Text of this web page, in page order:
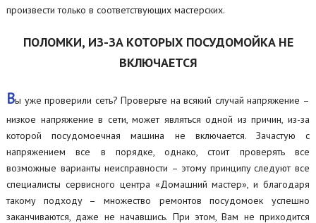
произвести только в соответствующих мастерских.
ПОЛОМКИ, ИЗ-ЗА КОТОРЫХ ПОСУДОМОЙКА НЕ
ВКЛЮЧАЕТСЯ
Вы уже проверили сеть? Проверьте на всякий случай напряжение –
низкое напряжение в сети, может являться одной из причин, из-за
которой посудомоечная машина не включается. Зачастую с
напряжением все в порядке, однако, стоит проверять все
возможные варианты неисправности – этому принципу следуют все
специалисты сервисного центра «Домашний мастер», и благодаря
такому подходу – множество ремонтов посудомоек успешно
заканчиваются, даже не начавшись. При этом, Вам не приходится